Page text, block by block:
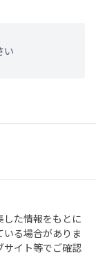
い
した情報をもとに
る場合がありま
サイト等でご確認